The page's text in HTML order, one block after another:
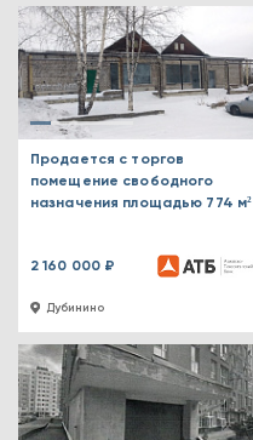
Дубинино
Продается с торгов
помещение свободного
назначения площадью 774 м²
2 160 000 ₽